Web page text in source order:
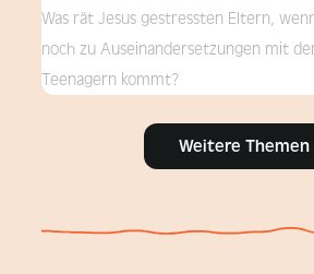
Was rät Jesus gestressten Eltern,
noch zu Auseinandersetzungen mit
Teenagern kommt?
Weitere Themen